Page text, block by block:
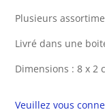
Plusieurs
Livré dans une
Dimensions : 8 x 2
Veuillez vous